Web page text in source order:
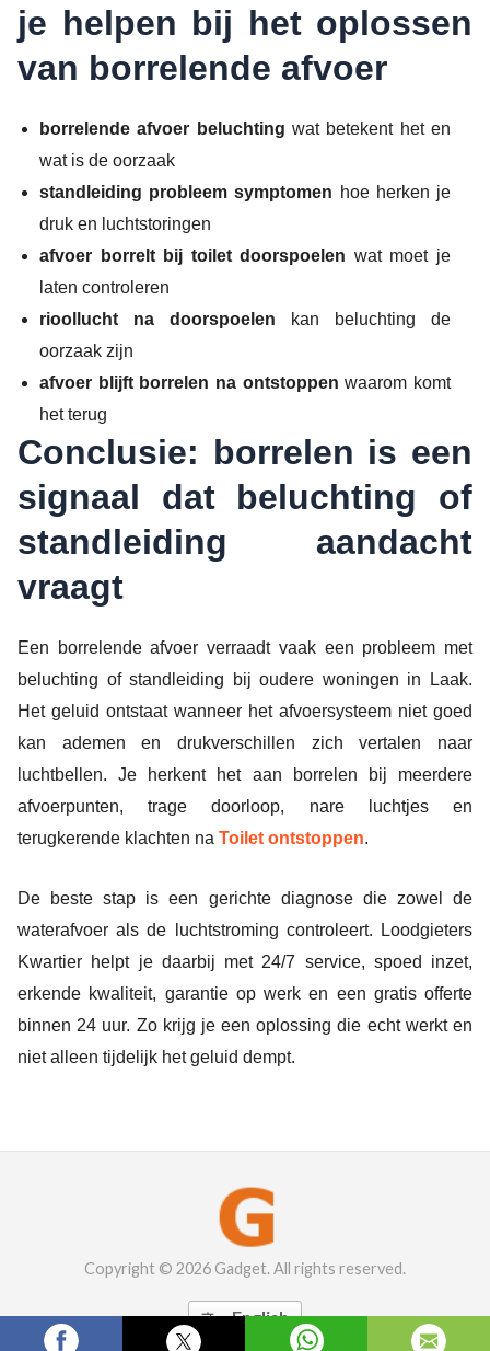
je helpen bij het oplossen
van borrelende afvoer
borrelende afvoer beluchting wat betekent het en
wat is de oorzaak
standleiding probleem symptomen hoe herken je
druk en luchtstoringen
afvoer borrelt bij toilet doorspoelen wat moet je
laten controleren
rioollucht na doorspoelen kan beluchting de
oorzaak zijn
afvoer blijft borrelen na ontstoppen waarom komt
het terug
Conclusie: borrelen is een
signaal dat beluchting of
standleiding aandacht
vraagt
Een borrelende afvoer verraadt vaak een probleem met
beluchting of standleiding bij oudere woningen in Laak.
Het geluid ontstaat wanneer het afvoersysteem niet goed
kan ademen en drukverschillen zich vertalen naar
luchtbellen. Je herkent het aan borrelen bij meerdere
afvoerpunten, trage doorloop, nare luchtjes en
terugkerende klachten na Toilet ontstoppen.
De beste stap is een gerichte diagnose die zowel de
waterafvoer als de luchtstroming controleert. Loodgieters
Kwartier helpt je daarbij met 24/7 service, spoed inzet,
erkende kwaliteit, garantie op werk en een gratis offerte
binnen 24 uur. Zo krijg je een oplossing die echt werkt en
niet alleen tijdelijk het geluid dempt.
Copyright © 2026 Gadget. All rights reserved.
 English